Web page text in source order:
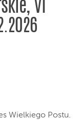
VI
Wielkiego Postu.